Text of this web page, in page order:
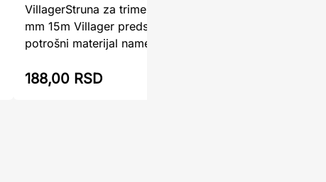
VillagerStruna za trimer okrugla nit 2.4
mm 15m Villager predstavlja pouzdan
potrošni materijal namenjen za ef ...
188,00 RSD